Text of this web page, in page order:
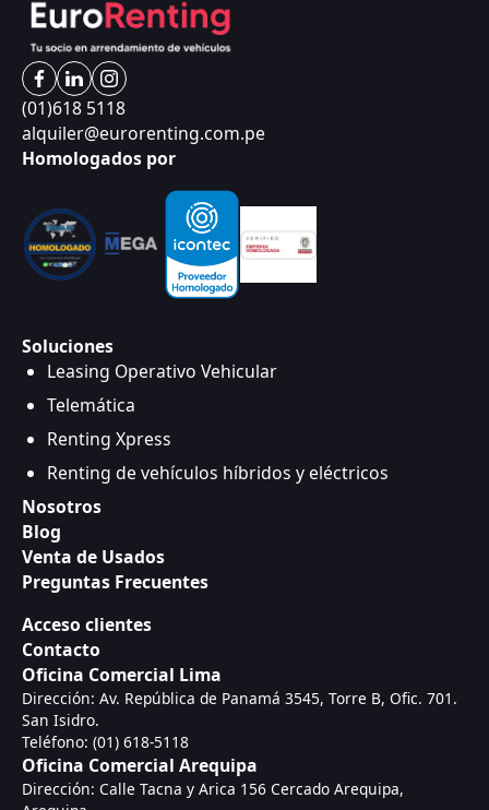
(01)618 5118
alquiler@eurorenting.com.pe
Homologados por
Soluciones
Leasing Operativo Vehicular
Telemática
Renting Xpress
Renting de vehículos híbridos y eléctricos
Nosotros
Blog
Venta de Usados
Preguntas Frecuentes
Acceso clientes
Contacto
Oficina Comercial Lima
Dirección: Av. República de Panamá 3545, Torre B, Ofic. 701.
San Isidro.
Teléfono: (01) 618-5118
Oficina Comercial Arequipa
Dirección: Calle Tacna y Arica 156 Cercado Arequipa,